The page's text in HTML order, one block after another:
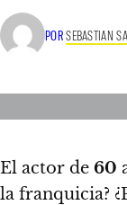
PORSEBASTIAN
El actor de 60
la franquicia?